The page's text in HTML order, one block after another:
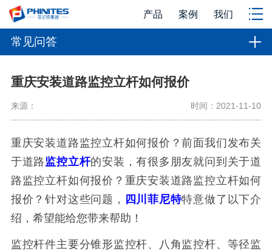
产品 案例 我们
常见问答
重庆安装道路监控立杆如何报价
来源： 时间：2021-11-10
重庆安装道路监控立杆如何报价？前面我们发布关
于道路 监控立杆的安装，有很多朋友就问到关于道
路监控立杆如何报价？重庆安装道路监控立杆如何
报价？针对这些问题，
四川菲尼特特意做了以下介
绍，希望能给您带来帮助！
监控杆件主要分锥形监控杆、八角监控杆、等径监